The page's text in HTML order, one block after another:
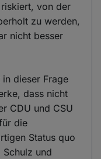
von der
zu werden,
nicht besser
dieser Frage
dass nicht
CDU und CSU
die
Status quo
und